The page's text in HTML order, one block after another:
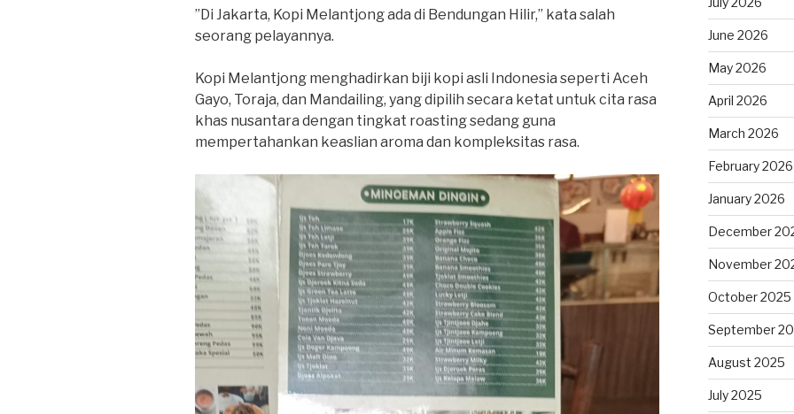
”Di Jakarta, Kopi Melantjong ada di Bendungan Hilir,” kata salah
seorang pelayannya.
Kopi Melantjong menghadirkan biji kopi asli Indonesia seperti Aceh
Gayo, Toraja, dan Mandailing, yang dipilih secara ketat untuk cita rasa
khas nusantara dengan tingkat roasting sedang guna
mempertahankan keaslian aroma dan kompleksitas rasa.
June 2026
May 2026
April 2026
March 2026
February 2026
January 2026
December
November
October 2025
September
August 2025
July 2025